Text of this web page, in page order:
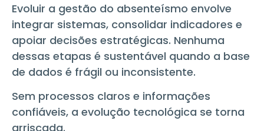
Evoluir a gestão do absenteísmo envolve
integrar sistemas, consolidar indicadores e
apoiar decisões estratégicas. Nenhuma
dessas etapas é sustentável quando a base
de dados é frágil ou inconsistente.
Sem processos claros e informações
confiáveis, a evolução tecnológica se torna
arriscada.